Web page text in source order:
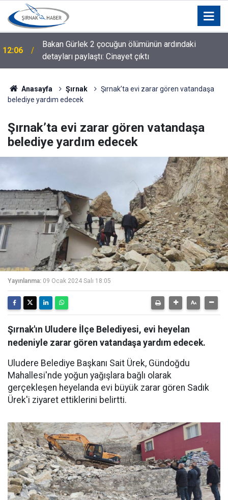
12:06
Bakan Gürlek 2 çocuğun ölümünün ardındaki
detayları paylaştı: Cinayet çıktı
11:57 Yolcu otobüsü kamyonete çarptı: 1 ölü, 15 yaralı
Anasayfa Şırnak
Şırnak’ta evi zarar gören vatandaşa
belediye yardım edecek
Şırnak’ta evi zarar gören vatandaşa
belediye yardım edecek
Yayınlanma: 09 Ocak 2024 Salı 18:05
Şırnak'ın Uludere İlçe Belediyesi, evi heyelan
nedeniyle zarar gören vatandaşa yardım edecek.
Uludere Belediye Başkanı Sait Ürek, Gündoğdu
Mahallesi'nde yoğun yağışlara bağlı olarak
gerçekleşen heyelanda evi büyük zarar gören Sadık
Ürek'i ziyaret ettiklerini belirtti.